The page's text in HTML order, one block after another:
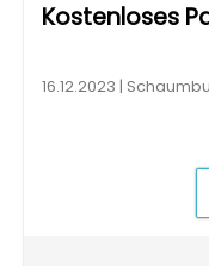
Kostenloses
16.12.2023 |